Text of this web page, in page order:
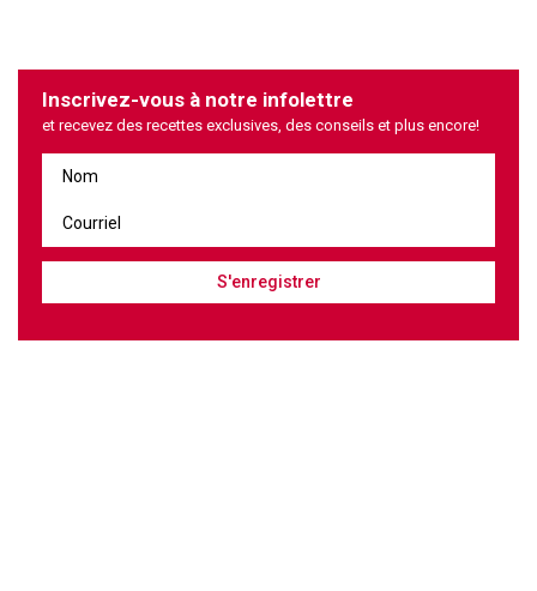
Inscrivez-vous à notre infolettre
et recevez des recettes exclusives, des conseils et plus encore!